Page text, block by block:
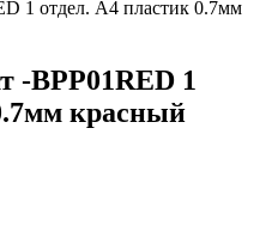
1 отдел. A4 пластик 0.7мм
-BPP01RED 1
красный